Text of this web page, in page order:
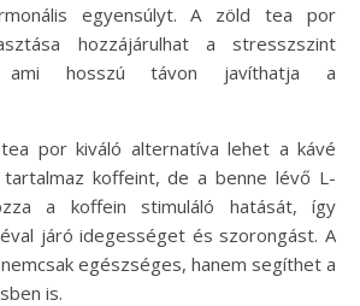
egyensúlyt. A zöld tea por
hozzájárulhat a stresszszint
ami hosszú távon javíthatja a
por kiváló alternatíva lehet a kávé
koffeint, de a benne lévő L-
a koffein stimuláló hatását, így
járó idegességet és szorongást. A
egészséges, hanem segíthet a
is.